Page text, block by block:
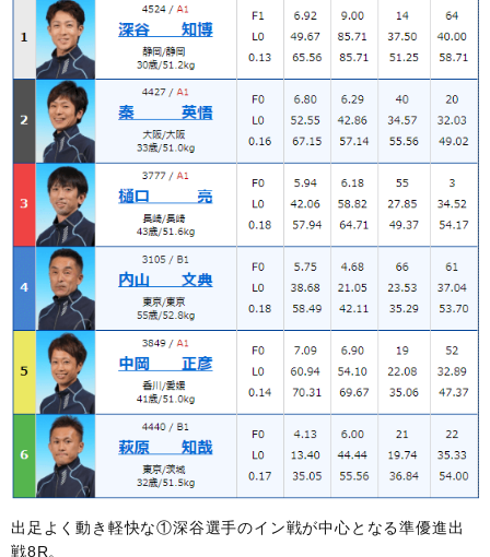
出足よく動き軽快な①深谷選手のイン戦が中心となる準優進出
戦8R。